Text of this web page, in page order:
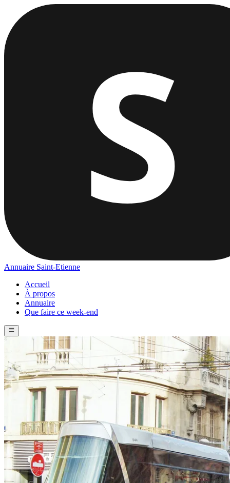
Annuaire Saint-Etienne
Accueil
À propos
Annuaire
Que faire ce week-end